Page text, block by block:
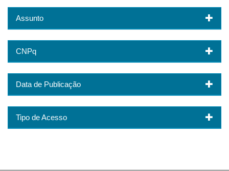
Assunto
CNPq
Data de Publicação
Tipo de Acesso